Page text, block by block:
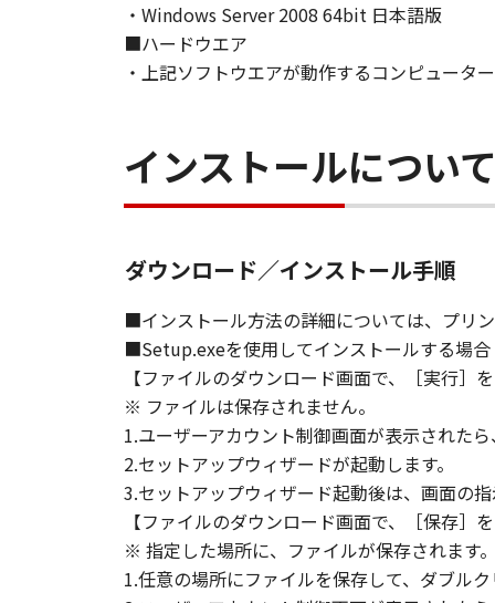
８．契約期間
(1) 本契約書は、お客様が、『同意
効し、下記(2)または(3)により終了
(3) お客様が本契約書のいずれかの
(4) お客様は、上記(3)によって本契
るものとします。
９．U.S. GOVERNMENT
“米国政府エンドユーザー”とは、
が適用されます：The
"commercial computer software"
(Sept 1995). Consistent with 48
Users shall acquire the
chome, Ohta-ku, Tokyo 146-8501,
本条項中で使用される"the
10．分離可能性
本契約書のいずれかの条項またはそ
・Windows Server 2008 64bit 日本語版
■ハードウエア
・上記ソフトウエアが動作するコンピューター
インストールについて
ダウンロード／インストール手順
■インストール方法の詳細については、プリ
■Setup.exeを使用してインストールする場合
【ファイルのダウンロード画面で、［実行］
※ ファイルは保存されません。
1.ユーザーアカウント制御画面が表示された
2.セットアップウィザードが起動します。
3.セットアップウィザード起動後は、画面の
【ファイルのダウンロード画面で、［保存］
※ 指定した場所に、ファイルが保存されます。
1.任意の場所にファイルを保存して、ダブルク